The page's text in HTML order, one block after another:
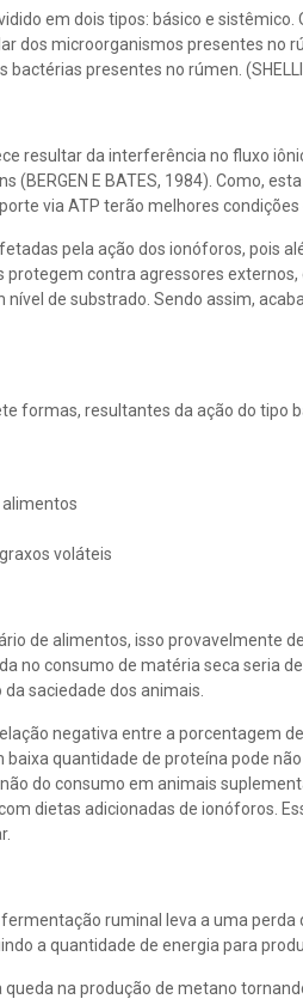
em dois tipos: básico e
dos microorganismos presentes no
presentes no rúmen.
resultar da interferência no fluxo
(BERGEN E BATES, 1984). Como,
via ATP terão melhores condições
pela ação dos ionóforos, pois
contra agressores
de substrado. Sendo assim,
formas, resultantes da ação do tipo
alimentos
voláteis
de alimentos, isso provavelmente
no consumo de matéria seca seria
saciedade dos animais.
negativa entre a porcentagem
quantidade de proteína pode
do consumo em animais
dietas adicionadas de ionóforos.
ruminal leva a uma perda
a quantidade de energia para
na produção de metano